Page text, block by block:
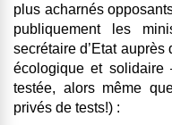
plus acharnés
publiquement les
secrétaire d’Etat
écologique et solidaire
testée, alors même
privés de tests!) :